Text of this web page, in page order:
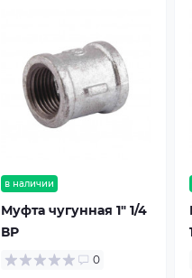
в наличии
Муфта чугунная 1" 1/4
ВР
0